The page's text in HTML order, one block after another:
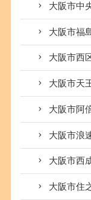
大阪市中
大阪市福
大阪市西
大阪市天
大阪市阿
大阪市浪
大阪市西
大阪市住